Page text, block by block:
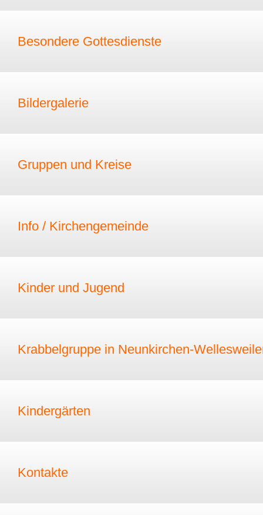
Besondere Gottesdienste
Bildergalerie
Gruppen und Kreise
Info / Kirchengemeinde
Kinder und Jugend
Krabbelgruppe in Neunkirchen-
Kindergärten
Kontakte